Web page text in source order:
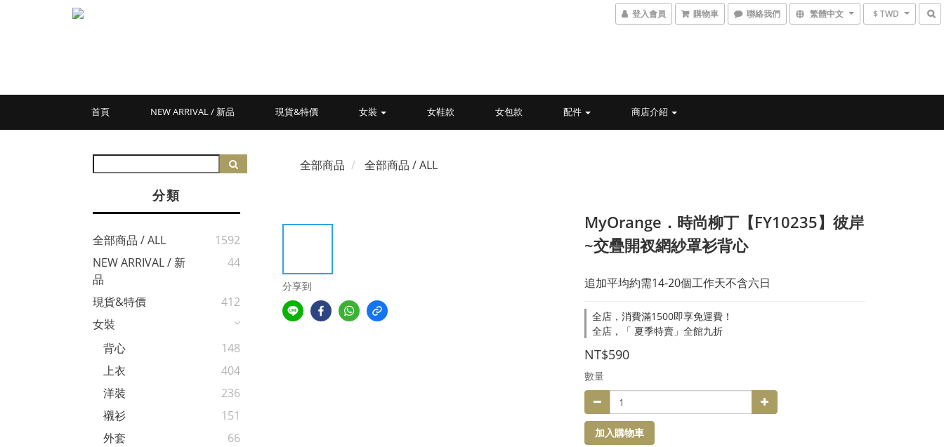
登入會員 購物車 聯絡我們 繁體中文 $ TWD
首頁 NEW ARRIVAL / 新品 現貨&特價 女裝 女鞋款 女包款 配件 商店介紹
分類
全部商品 / ALL
1592
NEW ARRIVAL / 新
品
44
現貨&特價
412
女裝
背心
148
上衣
404
洋裝
236
襯衫
151
外套
66
全部商品 全部商品 / ALL
分享到
MyOrange．時尚柳丁【FY10235】彼岸
~交疊開衩網紗罩衫背心
追加平均約需14-20個工作天不含六日
全店，消費滿1500即享免運費！
全店，「 夏季特賣」全館九折
NT$590
數量
加入購物車